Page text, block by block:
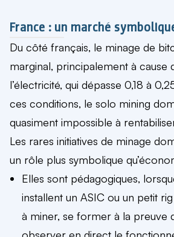
France : un marché
Du côté français, le minage de
marginal, principalement à cause
l’électricité, qui dépasse 0,18 à
ces conditions, le solo mining
quasiment impossible à
Les rares initiatives de minage
un rôle plus symbolique
Elles sont pédagogiques,
installent un ASIC ou un petit
à miner, se former à la preuve